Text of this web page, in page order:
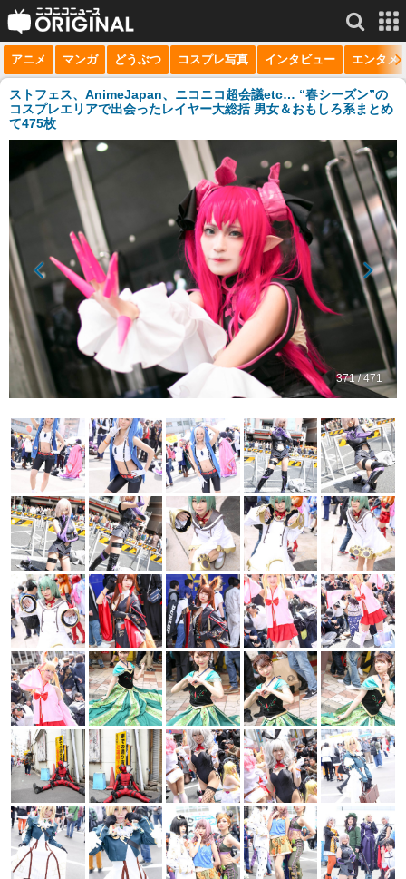
サービス一覧 もっと見る
niconico
動画
生放送
ニュース
チャンネル
マンガ
ニコニコQ
アニメ マンガ どうぶつ コスプレ写真 インタビュー エンタメ
ストフェス、AnimeJapan、ニコニコ超会議etc… “春シーズン”の
コスプレエリアで出会ったレイヤー大総括 男女＆おもしろ系まとめ
て475枚
371 / 471